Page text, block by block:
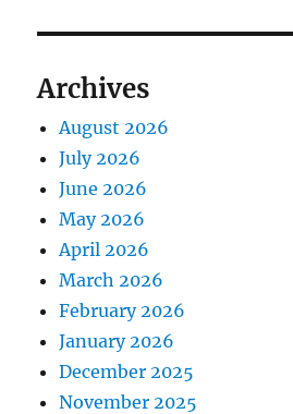
Archives
August 2026
July 2026
June 2026
May 2026
April 2026
March 2026
February 2026
January 2026
December 2025
November 2025